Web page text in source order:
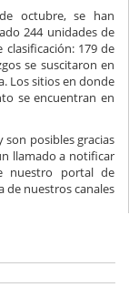
octubre, se han
244 unidades de
179 de
se suscitaron en
Los sitios en donde
se encuentran en
posibles gracias
llamado a notificar
nuestro portal de
de nuestros canales